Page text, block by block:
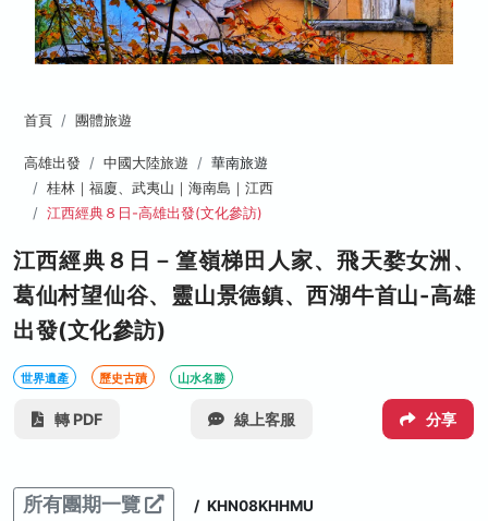
首頁 團體旅遊
高雄出發 中國大陸旅遊
華南旅遊
桂林｜福廈、武夷山｜海南島｜江西
江西經典８日-高雄出發(文化參訪)
江西經典８日－篁嶺梯田人家、飛天婺女洲、
葛仙村望仙谷、靈山景德鎮、西湖牛首山-高雄
出發(文化參訪)
世界遺產 歷史古蹟 山水名勝
轉 PDF 線上客服 分享
所有團期一覽 / KHN08KHHMU